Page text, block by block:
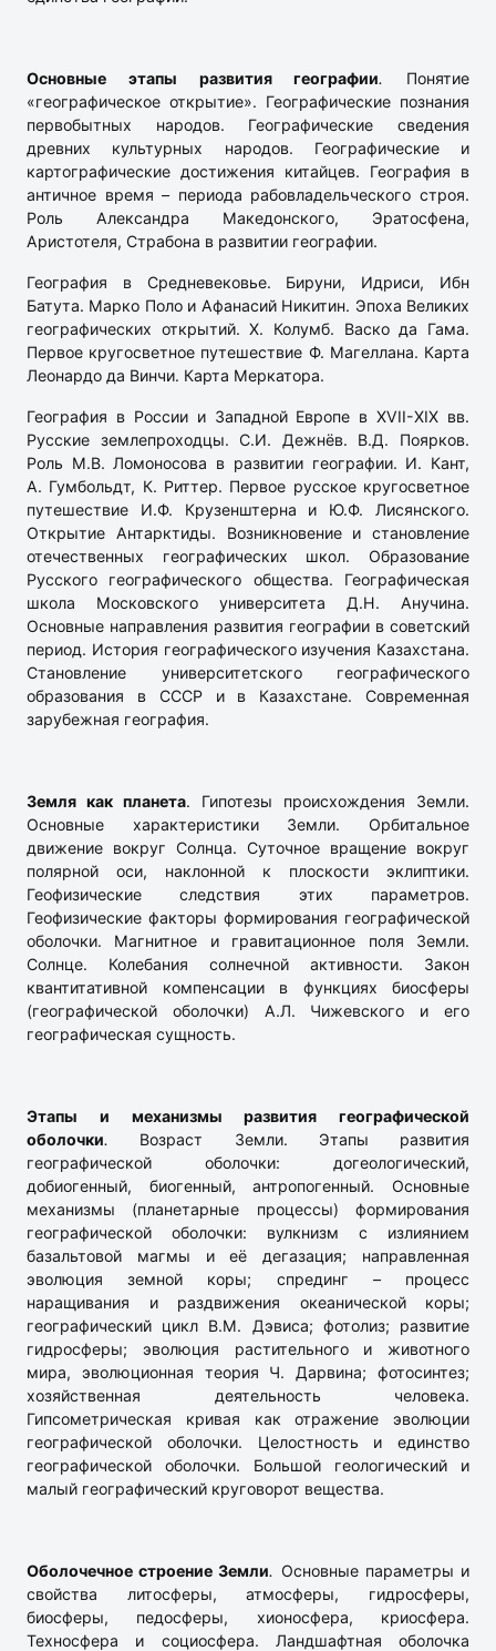
Основные этапы развития географии.
Понятие
«географическое открытие». Географические познания
первобытных народов. Географические сведения
древних культурных народов. Географические и
картографические достижения китайцев. География в
античное время – периода рабовладельческого строя.
Роль Александра Македонского, Эратосфена,
Аристотеля, Страбона в развитии географии.
География в Средневековье. Бируни, Идриси, Ибн
Батута. Марко Поло и Афанасий Никитин. Эпоха Великих
географических открытий. Х. Колумб. Васко да Гама.
Первое кругосветное путешествие Ф. Магеллана. Карта
Леонардо да Винчи. Карта Меркатора.
География в России и Западной Европе в ХVII-ХIХ вв.
Русские землепроходцы. С.И. Дежнёв. В.Д. Поярков.
Роль М.В. Ломоносова в развитии географии. И. Кант,
А. Гумбольдт, К. Риттер. Первое русское кругосветное
путешествие И.Ф. Крузенштерна и Ю.Ф. Лисянского.
Открытие Антарктиды. Возникновение и становление
отечественных географических школ. Образование
Русского географического общества. Географическая
школа Московского университета Д.Н. Анучина.
Основные направления развития географии в советский
период. История географического изучения Казахстана.
Становление университетского географического
образования в СССР и в Казахстане. Современная
зарубежная география.
Земля как планета. Гипотезы происхождения Земли.
Основные характеристики Земли. Орбитальное
движение вокруг Солнца. Суточное вращение вокруг
полярной оси, наклонной к плоскости эклиптики.
Геофизические следствия этих параметров.
Геофизические факторы формирования географической
оболочки. Магнитное и гравитационное поля Земли.
Солнце. Колебания солнечной активности. Закон
квантитативной компенсации в функциях биосферы
(географической оболочки) А.Л. Чижевского и его
географическая сущность.
Этапы и механизмы развития географической
оболочки.
Возраст Земли. Этапы развития
географической оболочки: догеологический,
добиогенный, биогенный, антропогенный. Основные
механизмы (планетарные процессы) формирования
географической оболочки: вулкнизм с излиянием
базальтовой магмы и её дегазация; направленная
эволюция земной коры; спрединг – процесс
наращивания и раздвижения океанической коры;
географический цикл В.М. Дэвиса; фотолиз; развитие
гидросферы; эволюция растительного и животного
мира, эволюционная теория Ч. Дарвина; фотосинтез;
хозяйственная деятельность человека.
Гипсометрическая кривая как отражение эволюции
географической оболочки. Целостность и единство
географической оболочки. Большой геологический и
малый географический круговорот вещества.
Оболочечное строение Земли. Основные параметры и
свойства литосферы, атмосферы, гидросферы,
биосферы, педосферы, хионосфера, криосфера.
Техносфера и социосфера. Ландшафтная оболочка